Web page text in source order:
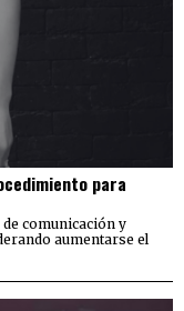
para
de comunicación y
aumentarse el